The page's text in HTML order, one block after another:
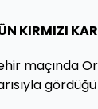
KIRMIZI
maçında
gördüğü